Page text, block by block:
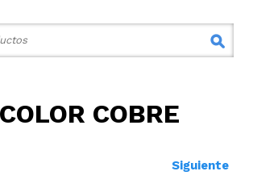
COBRE
Siguiente